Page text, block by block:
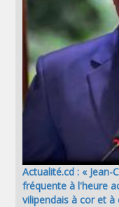
Actualité.cd : « Jean-
fréquente à l'heure
vilipendais à cor et à